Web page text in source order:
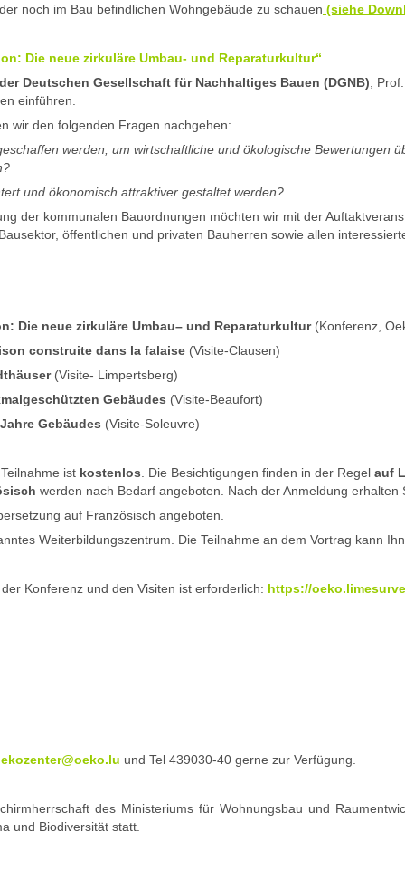
noch im Bau befindlichen Wohngebäude zu schauen (siehe
Die neue zirkuläre Umbau- und Reparaturkultur“
Deutschen Gesellschaft für Nachhaltiges Bauen (DGNB) ,
einführen.
wir den folgenden Fragen nachgehen:
werden, um wirtschaftliche und ökologische Bewertungen
und ökonomisch attraktiver gestaltet werden?
der kommunalen Bauordnungen möchten wir mit der
öffentlichen und privaten Bauherren sowie allen
Die neue zirkuläre Umbau– und Reparaturkultur (Konferenz,
construite dans la falaise (Visite-Clausen)
(Visite- Limpertsberg)
Gebäudes (Visite-Beaufort)
Gebäudes (Visite-Soleuvre)
ist kostenlos . Die Besichtigungen finden in der Regel auf
werden nach Bedarf angeboten. Nach der Anmeldung erhalten
auf Französisch angeboten.
Weiterbildungszentrum. Die Teilnahme an dem Vortrag kann
Konferenz und den Visiten ist erforderlich: https://
und Tel 439030-40 gerne zur Verfügung.
des Ministeriums für Wohnungsbau und
und Biodiversität statt.